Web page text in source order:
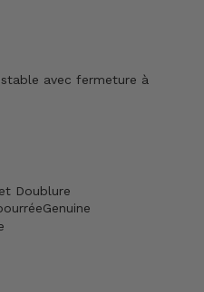
avec fermeture à
Doublure